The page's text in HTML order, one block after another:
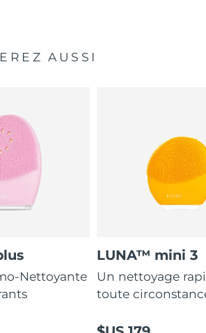
AUSSI
Nettoyante
LUNA™ mini 3
Un nettoyage
toute